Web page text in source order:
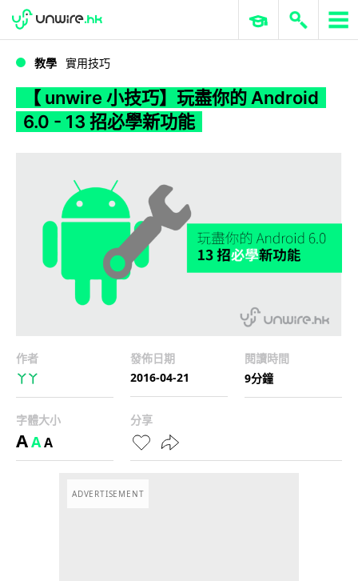
WWDC 2026 ERP 與商業 AI
教學 實用技巧
【 unwire 小技巧】玩盡你的 Android
6.0 - 13 招必學新功能
作者
丫丫
發佈日期
2016-04-21
閱讀時間
9分鐘
字體大小
AAA
分享
ADVERTISEMENT